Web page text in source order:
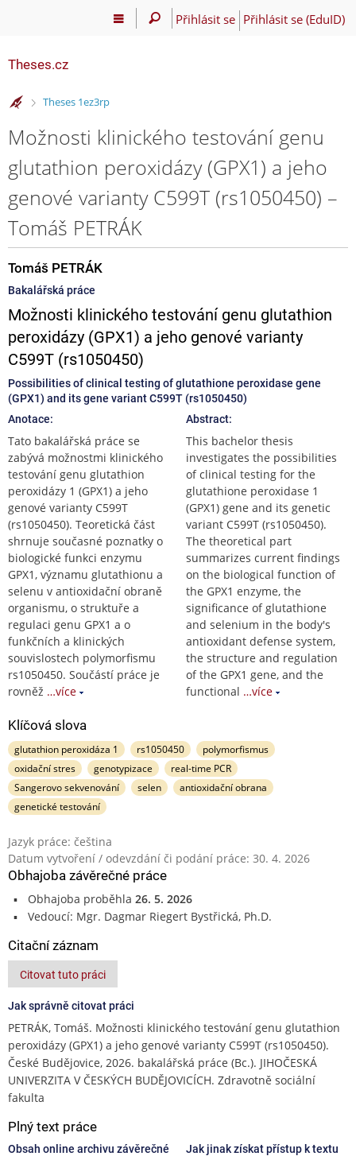
Přihlásit se Přihlásit se (EduID)
Theses.cz
>
Theses 1ez3rp
Možnosti klinického testování genu
glutathion peroxidázy (GPX1) a jeho
genové varianty C599T (rs1050450) –
Tomáš PETRÁK
Tomáš PETRÁK
Bakalářská práce
Možnosti klinického testování genu glutathion
peroxidázy (GPX1) a jeho genové varianty
C599T (rs1050450)
Possibilities of clinical testing of glutathione peroxidase gene
(GPX1) and its gene variant C599T (rs1050450)
Anotace:
Tato bakalářská práce se
zabývá možnostmi klinického
testování genu glutathion
peroxidázy 1 (GPX1) a jeho
genové varianty C599T
(rs1050450). Teoretická část
shrnuje současné poznatky o
biologické funkci enzymu
GPX1, významu glutathionu a
selenu v antioxidační obraně
organismu, o struktuře a
regulaci genu GPX1 a o
funkčních a klinických
souvislostech polymorfismu
rs1050450. Součástí práce je
rovněž …více
Abstract:
This bachelor thesis
investigates the possibilities
of clinical testing for the
glutathione peroxidase 1
(GPX1) gene and its genetic
variant C599T (rs1050450).
The theoretical part
summarizes current findings
on the biological function of
the GPX1 enzyme, the
significance of glutathione
and selenium in the body's
antioxidant defense system,
the structure and regulation
of the GPX1 gene, and the
functional …více
Klíčová slova
glutathion peroxidáza 1 rs1050450
polymorfismus
oxidační stres
genotypizace
real-time PCR
Sangerovo sekvenování
selen
antioxidační obrana
genetické testování
Jazyk práce: čeština
Datum vytvoření / odevzdání či podání práce: 30. 4. 2026
Obhajoba závěrečné práce
Obhajoba proběhla 26. 5. 2026
Vedoucí: Mgr. Dagmar Riegert Bystřická, Ph.D.
Citační záznam
Citovat tuto práci
Jak správně citovat práci
PETRÁK, Tomáš. Možnosti klinického testování genu glutathion
peroxidázy (GPX1) a jeho genové varianty C599T (rs1050450).
České Budějovice, 2026. bakalářská práce (Bc.). JIHOČESKÁ
UNIVERZITA V ČESKÝCH BUDĚJOVICÍCH. Zdravotně sociální
fakulta
Plný text práce
Obsah online archivu závěrečné
Jak jinak získat přístup k textu